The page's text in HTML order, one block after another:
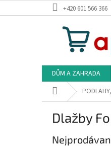
na
+420 601 566 366
DŮM A ZAHRADA
Domů
Dlažby